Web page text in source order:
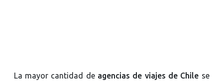
La mayor cantidad de agencias de viajes de Chile se